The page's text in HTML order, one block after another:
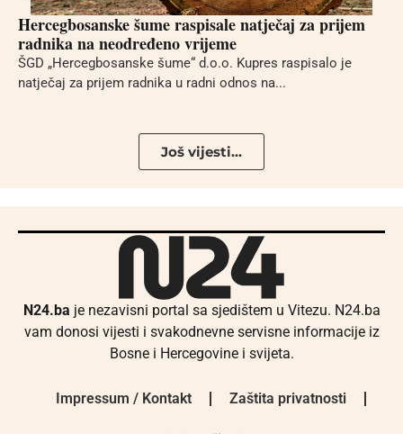
Hercegbosanske šume raspisale natječaj za prijem
radnika na neodređeno vrijeme
ŠGD „Hercegbosanske šume“ d.o.o. Kupres raspisalo je
natječaj za prijem radnika u radni odnos na...
Još vijesti...
N24.ba je nezavisni portal sa sjedištem u Vitezu. N24.ba
vam donosi vijesti i svakodnevne servisne informacije iz
Bosne i Hercegovine i svijeta.
Impressum / Kontakt Zaštita privatnosti